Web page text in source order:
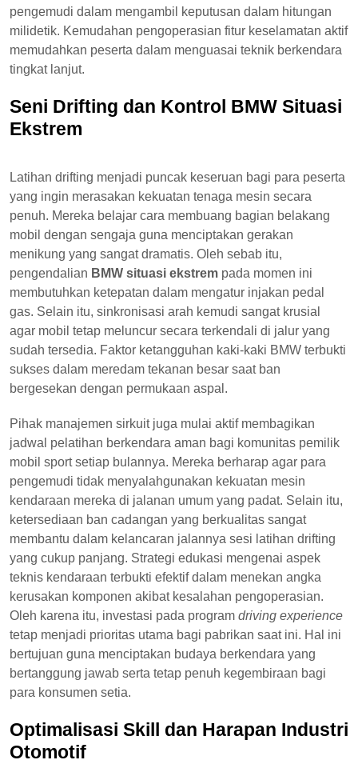
pengemudi dalam mengambil keputusan dalam hitungan
milidetik. Kemudahan pengoperasian fitur keselamatan aktif
memudahkan peserta dalam menguasai teknik berkendara
tingkat lanjut.
Seni Drifting dan Kontrol BMW Situasi
Ekstrem
Latihan drifting menjadi puncak keseruan bagi para peserta
yang ingin merasakan kekuatan tenaga mesin secara
penuh. Mereka belajar cara membuang bagian belakang
mobil dengan sengaja guna menciptakan gerakan
menikung yang sangat dramatis. Oleh sebab itu,
pengendalian BMW situasi ekstrem pada momen ini
membutuhkan ketepatan dalam mengatur injakan pedal
gas. Selain itu, sinkronisasi arah kemudi sangat krusial
agar mobil tetap meluncur secara terkendali di jalur yang
sudah tersedia. Faktor ketangguhan kaki-kaki BMW terbukti
sukses dalam meredam tekanan besar saat ban
bergesekan dengan permukaan aspal.
Pihak manajemen sirkuit juga mulai aktif membagikan
jadwal pelatihan berkendara aman bagi komunitas pemilik
mobil sport setiap bulannya. Mereka berharap agar para
pengemudi tidak menyalahgunakan kekuatan mesin
kendaraan mereka di jalanan umum yang padat. Selain itu,
ketersediaan ban cadangan yang berkualitas sangat
membantu dalam kelancaran jalannya sesi latihan drifting
yang cukup panjang. Strategi edukasi mengenai aspek
teknis kendaraan terbukti efektif dalam menekan angka
kerusakan komponen akibat kesalahan pengoperasian.
Oleh karena itu, investasi pada program driving experience
tetap menjadi prioritas utama bagi pabrikan saat ini. Hal ini
bertujuan guna menciptakan budaya berkendara yang
bertanggung jawab serta tetap penuh kegembiraan bagi
para konsumen setia.
Optimalisasi Skill dan Harapan Industri
Otomotif